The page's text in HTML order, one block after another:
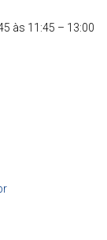
às 11:45 – 13:00
043 0052
0054